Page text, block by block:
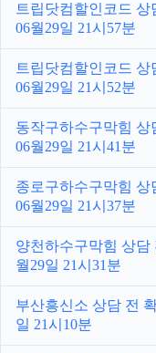
트립닷컴할인코드 상
06월29일 21시57분
트립닷컴할인코드 상
06월29일 21시52분
동작구하수구막힘 상
06월29일 21시41분
종로구하수구막힘 상
06월29일 21시37분
양천하수구막힘 상담
월29일 21시31분
부산흥신소 상담 전
일 21시10분